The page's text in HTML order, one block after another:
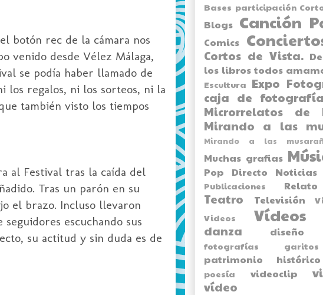
botón rec de la cámara nos
venido desde Vélez Málaga,
se podía haber llamado de
los regalos, ni los sorteos, ni la
también visto los tiempos
al Festival tras la caída del
Tras un parón en su
el brazo. Incluso llevaron
escuchando sus
su actitud y sin duda es de
Bases participación
Blogs Canción
Comics
Cortos de Vista.
los libros todos
Escultura Expo
caja de
Microrrelatos de
Mirando a las
Mirando a las
Muchas grafias
Pop Directo Noticias
Publicaciones Relato
Teatro Televisión
Videos
Vídeos
danza diseño
fotografías garitos
patrimonio histórico
poesía videoclip
vídeo